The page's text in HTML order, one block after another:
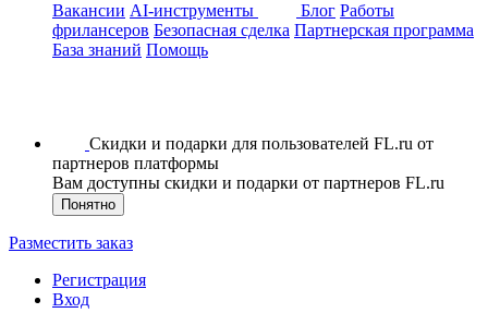
Вакансии AI-инструменты Блог Работы
фрилансеров Безопасная сделка Партнерская программа
База знаний Помощь
Скидки и подарки для пользователей FL.ru от
партнеров платформы
Вам доступны скидки и подарки от партнеров FL.ru
Понятно
Разместить заказ
Регистрация
Вход